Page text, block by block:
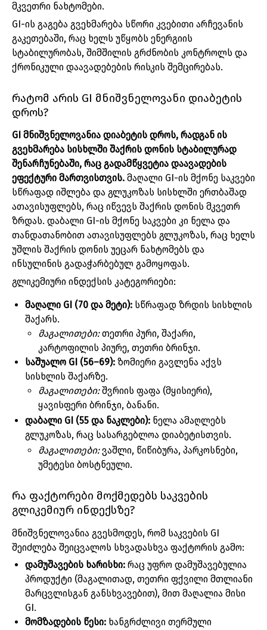
მკვეთრი ნახტომები.
GI-ის გაგება გვეხმარება სწორი კვებითი არჩევანის
გაკეთებაში, რაც ხელს უწყობს ენერგიის
სტაბილურობას, შიმშილის გრძნობის კონტროლს და
ქრონიკული დაავადებების რისკის შემცირებას.
რატომ არის GI მნიშვნელოვანი დიაბეტის
დროს?
GI მნიშვნელოვანია დიაბეტის დროს, რადგან ის
გვეხმარება სისხლში შაქრის დონის სტაბილურად
შენარჩუნებაში, რაც გადამწყვეტია დაავადების
ეფექტური მართვისთვის. მაღალი GI-ის მქონე საკვები
სწრაფად იშლება და გლუკოზას სისხლში ერთბაშად
ათავისუფლებს, რაც იწვევს შაქრის დონის მკვეთრ
ზრდას. დაბალი GI-ის მქონე საკვები კი ნელა და
თანდათანობით ათავისუფლებს გლუკოზას, რაც ხელს
უშლის შაქრის დონის უეცარ ნახტომებს და
ინსულინის გადაჭარბებულ გამოყოფას.
გლიკემიური ინდექსის კატეგორიები:
მაღალი GI (70 და მეტი): სწრაფად ზრდის სისხლის
შაქარს.
მაგალითები:თეთრი პური, შაქარი,
კარტოფილის პიურე, თეთრი ბრინჯი.
საშუალო GI (56–69): ზომიერი გავლენა აქვს
სისხლის შაქარზე.
მაგალითები:შვრიის ფაფა (მყისიერი),
ყავისფერი ბრინჯი, ბანანი.
დაბალი GI (55 და ნაკლები): ნელა ამაღლებს
გლუკოზას, რაც სასარგებლოა დიაბეტისთვის.
მაგალითები:ვაშლი, წიწიბურა, პარკოსნები,
უმეტესი ბოსტნეული.
რა ფაქტორები მოქმედებს საკვების
გლიკემიურ ინდექსზე?
მნიშვნელოვანია გვესმოდეს, რომ საკვების GI
შეიძლება შეიცვალოს სხვადასხვა ფაქტორის გამო:
დამუშავების ხარისხი: რაც უფრო დამუშავებულია
პროდუქტი (მაგალითად, თეთრი ფქვილი მთლიანი
მარცვლისგან განსხვავებით), მით მაღალია მისი
GI.
მომზადების წესი: ხანგრძლივი თერმული